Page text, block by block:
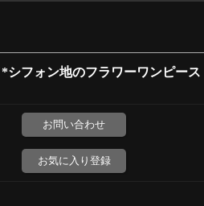
シフォン地のフラワーワンピース
お問い合わせ
お気に入り登録